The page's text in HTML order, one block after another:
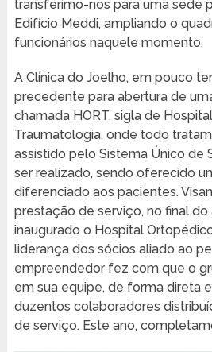
transferimo-nos para uma sede
Edifício Meddi, ampliando o
funcionários naquele momento.
A Clínica do Joelho, em pouco
precedente para abertura de
chamada HORT, sigla de
Traumatologia, onde todo
assistido pelo Sistema Único de
ser realizado, sendo oferecido
diferenciado aos pacientes.
prestação de serviço, no final
inaugurado o Hospital
liderança dos sócios aliado ao
empreendedor fez com que o
em sua equipe, de forma direta
duzentos colaboradores
de serviço. Este ano,